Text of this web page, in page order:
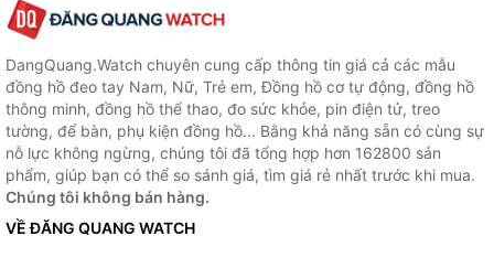
DangQuang.Watch chuyên cung cấp thông tin giá cả các mẫu
đồng hồ đeo tay Nam, Nữ, Trẻ em, Đồng hồ cơ tự động, đồng hồ
thông minh, đồng hồ thể thao, đo sức khỏe, pin điện tử, treo
tường, để bàn, phụ kiện đồng hồ... Bằng khả năng sẵn có cùng sự
nỗ lực không ngừng, chúng tôi đã tổng hợp hơn 162800 sản
phẩm, giúp bạn có thể so sánh giá, tìm giá rẻ nhất trước khi mua.
Chúng tôi không bán hàng.
VỀ ĐĂNG QUANG WATCH